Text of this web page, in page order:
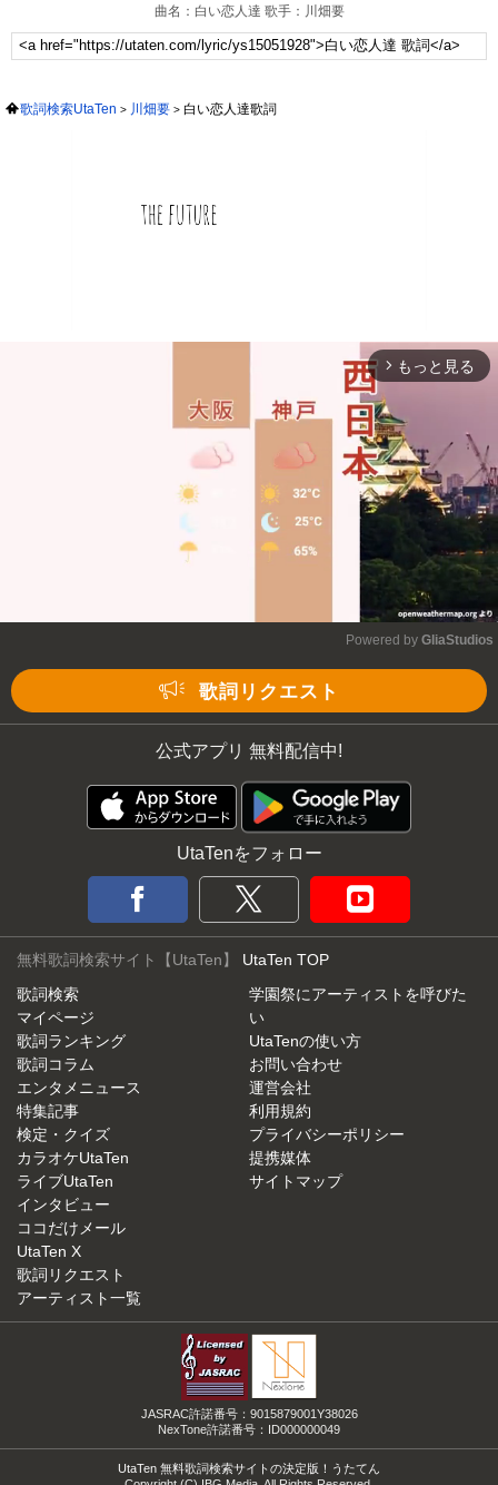
曲名：白い恋人達 歌手：川畑要
歌詞検索UtaTen 川畑要 白い恋人達歌詞
arrow_forward_ios もっと見る
Powered by GliaStudios
歌詞リクエスト
公式アプリ 無料配信中!
UtaTenをフォロー
無料歌詞検索サイト【UtaTen】 UtaTen TOP
歌詞検索
マイページ
歌詞ランキング
歌詞コラム
エンタメニュース
特集記事
検定・クイズ
カラオケUtaTen
ライブUtaTen
インタビュー
ココだけメール
UtaTen X
歌詞リクエスト
アーティスト一覧
学園祭にアーティストを呼びた
い
UtaTenの使い方
お問い合わせ
運営会社
利用規約
プライバシーポリシー
提携媒体
サイトマップ
JASRAC許諾番号：9015879001Y38026
NexTone許諾番号：ID000000049
UtaTen 無料歌詞検索サイトの決定版！うたてん